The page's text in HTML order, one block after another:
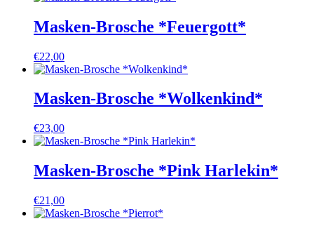
Masken-Brosche *Feuergott*
€22,00
Masken-Brosche *Wolkenkind*
€23,00
Masken-Brosche *Pink Harlekin*
€21,00